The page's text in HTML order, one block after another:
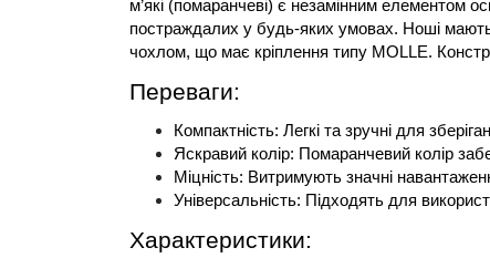
м’які (помаранчеві) є незамінним елементом
постраждалих у будь-яких умовах. Ноші мають
чохлом, що має кріплення типу MOLLE.
Переваги:
Компактність: Легкі та зручні для
Яскравий колір: Помаранчевий колір
Міцність: Витримують значні
Універсальність: Підходять для
Характеристики: